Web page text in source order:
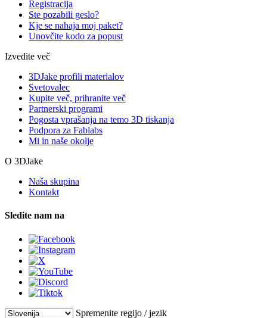
Registracija
Ste pozabili geslo?
Kje se nahaja moj paket?
Unovčite kodo za popust
Izvedite več
3DJake profili materialov
Svetovalec
Kupite več, prihranite več
Partnerski programi
Pogosta vprašanja na temo 3D tiskanja
Podpora za Fablabs
Mi in naše okolje
O 3DJake
Naša skupina
Kontakt
Sledite nam na
Spremenite regijo / jezik